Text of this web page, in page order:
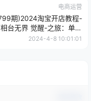
电商运营
期)2024淘宝开店教程-
台无界 觉醒-之旅：单店
年赚百万密码(99节视频课)
2024-4-8 10:01:01